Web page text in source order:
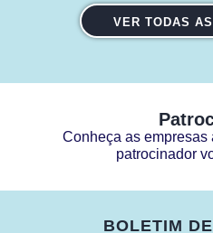
VER TODAS
Conheça as empresas
patrocinador
BOLETIM